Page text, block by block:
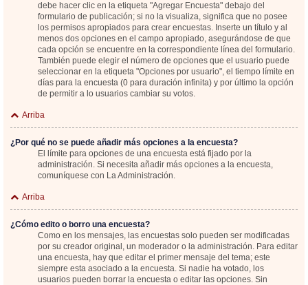
debe hacer clic en la etiqueta "Agregar Encuesta" debajo del
formulario de publicación; si no la visualiza, significa que no posee
los permisos apropiados para crear encuestas. Inserte un título y al
menos dos opciones en el campo apropiado, asegurándose de que
cada opción se encuentre en la correspondiente línea del formulario.
También puede elegir el número de opciones que el usuario puede
seleccionar en la etiqueta "Opciones por usuario", el tiempo límite en
días para la encuesta (0 para duración infinita) y por último la opción
de permitir a lo usuarios cambiar su votos.
Arriba
¿Por qué no se puede añadir más opciones a la encuesta?
El límite para opciones de una encuesta está fijado por la
administración. Si necesita añadir más opciones a la encuesta,
comuníquese con La Administración.
Arriba
¿Cómo edito o borro una encuesta?
Como en los mensajes, las encuestas solo pueden ser modificadas
por su creador original, un moderador o la administración. Para editar
una encuesta, hay que editar el primer mensaje del tema; este
siempre esta asociado a la encuesta. Si nadie ha votado, los
usuarios pueden borrar la encuesta o editar las opciones. Sin